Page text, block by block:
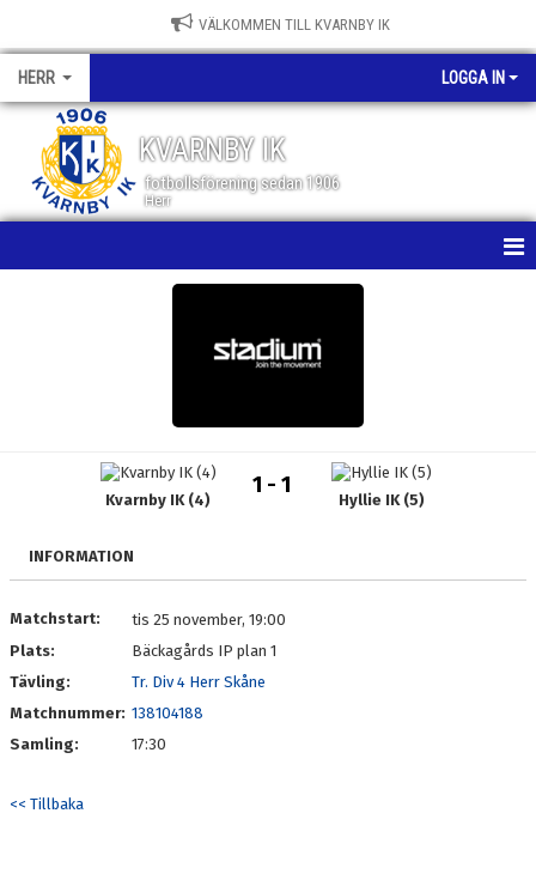
VÄLKOMMEN TILL KVARNBY IK
HERR LOGGA IN
KVARNBY IK
fotbollsförening sedan 1906
Herr
OM LAGET
DOKUMENT
KONTAKT
Kvarnby IK (4)
1 - 1
Hyllie IK (5)
INFORMATION
Matchstart:
tis 25 november, 19:00
Plats:
Bäckagårds IP plan 1
Tävling:
Tr. Div 4 Herr Skåne
Matchnummer: 138104188
Samling:
17:30
<< Tillbaka